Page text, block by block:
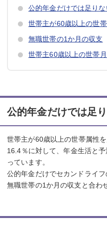
公的年金だけでは足りな
世帯主が60歳以上の世
無職世帯の1か月の収支
世帯主60歳以上の世帯
公的年金だけでは足
世帯主が60歳以上の世帯属性
16.4％に対して、年金生活と
っています。
公的年金だけでセカンドライ
無職世帯の1か月の収支と合わ